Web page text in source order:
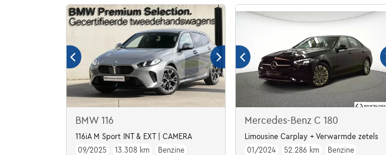
BMW 116
116iA M Sport INT & EXT | CAMERA
09/2025
13.308 km
Benzine
Mercedes-Benz C 180
Limousine Carplay + Verwarmde zetels
01/2024
52.286 km
Benzine